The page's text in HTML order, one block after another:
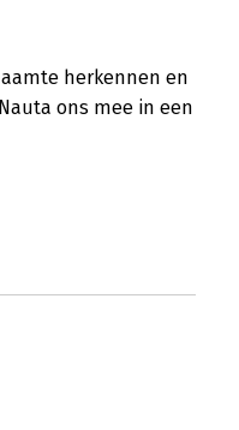
herkennen en
ons mee in een
je kracht van Aukje